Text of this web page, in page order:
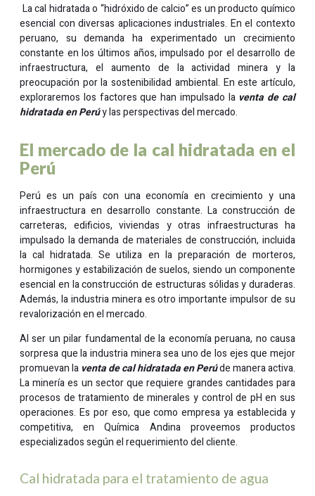
La cal hidratada o “hidróxido de calcio” es un producto químico
esencial con diversas aplicaciones industriales. En el contexto
peruano, su demanda ha experimentado un crecimiento
constante en los últimos años, impulsado por el desarrollo de
infraestructura, el aumento de la actividad minera y la
preocupación por la sostenibilidad ambiental. En este artículo,
exploraremos los factores que han impulsado la venta de cal
hidratada en Perúy las perspectivas del mercado.
El mercado de la cal hidratada en el
Perú
Perú es un país con una economía en crecimiento y una
infraestructura en desarrollo constante. La construcción de
carreteras, edificios, viviendas y otras infraestructuras ha
impulsado la demanda de materiales de construcción, incluida
la cal hidratada. Se utiliza en la preparación de morteros,
hormigones y estabilización de suelos, siendo un componente
esencial en la construcción de estructuras sólidas y duraderas.
Además, la industria minera es otro importante impulsor de su
revalorización en el mercado.
Al ser un pilar fundamental de la economía peruana, no causa
sorpresa que la industria minera sea uno de los ejes que mejor
promuevan la venta de cal hidratada en Perúde manera activa.
La minería es un sector que requiere grandes cantidades para
procesos de tratamiento de minerales y control de pH en sus
operaciones. Es por eso, que como empresa ya establecida y
competitiva, en Química Andina proveemos productos
especializados según el requerimiento del cliente.
Cal hidratada para el tratamiento de agua